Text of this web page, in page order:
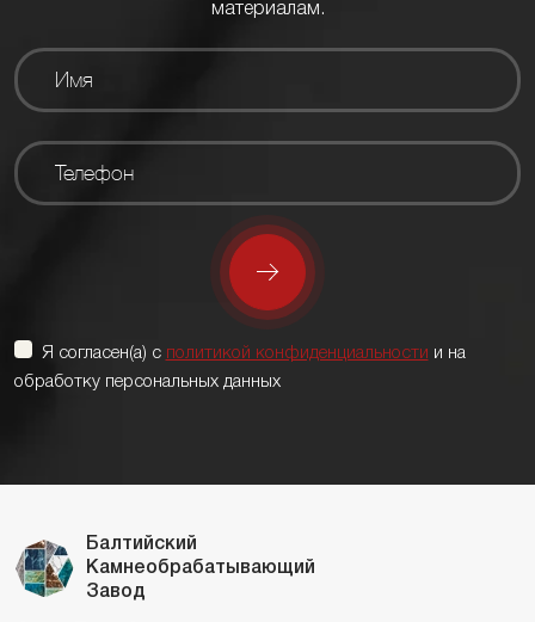
материалам.
Я согласен(а) с политикой конфиденциальности и на
обработку персональных данных
Балтийский
Камнеобрабатывающий
Завод